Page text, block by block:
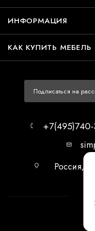
ИНФОРМАЦИЯ
КАК КУПИТЬ МЕБЕЛЬ
Подписаться на
Россия,